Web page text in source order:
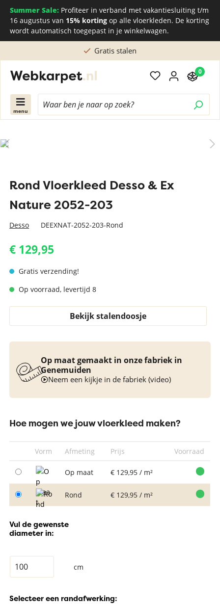
Summer Sale: Profiteer in verband met vakantiesluiting t/m
16 augustus van 15% korting op alle vloerkleden. De korting
wordt automatisch toegepast in je winkelwagen.
Gratis stalen
menu
0
Rond Vloerkleed Desso & Ex
Nature 2052-203
Desso DEEXNAT-2052-203-Rond
€ 129,95
Gratis verzending!
Op voorraad, levertijd 8
Bekijk stalendoosje
Op maat gemaakt in onze fabriek in
Genemuiden
Neem een kijkje in de fabriek (video)
Hoe mogen we jouw vloerkleed maken?
Vorm Afmeting Prijs Voorraad
Op maat € 129,95 / m²
Rond € 129,95 / m²
Vul de gewenste
diameter in:
cm
Selecteer een randafwerking: